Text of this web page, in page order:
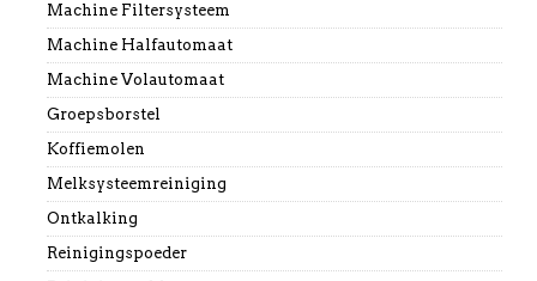
Machine Filtersysteem
Machine Halfautomaat
Machine Volautomaat
Groepsborstel
Koffiemolen
Melksysteemreiniging
Ontkalking
Reinigingspoeder